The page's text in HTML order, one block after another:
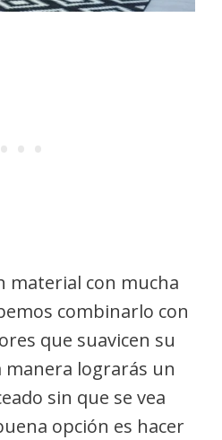
material con mucha
combinarlo con
que suavicen su
manera lograrás un
sin que se vea
opción es hacer